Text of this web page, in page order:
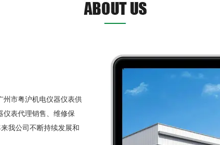
市粤沪机电仪器仪表供
仪表代理销售、维修保
我公司不断持续发展和